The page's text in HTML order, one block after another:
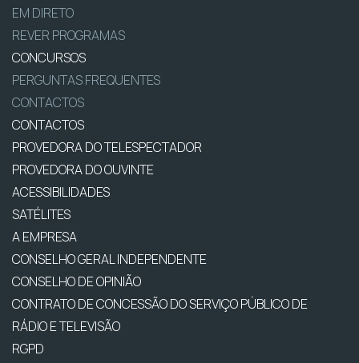
EM DIRETO
REVER PROGRAMAS
CONCURSOS
PERGUNTAS FREQUENTES
CONTACTOS
CONTACTOS
PROVEDORA DO TELESPECTADOR
PROVEDORA DO OUVINTE
ACESSIBILIDADES
SATÉLITES
A EMPRESA
CONSELHO GERAL INDEPENDENTE
CONSELHO DE OPINIÃO
CONTRATO DE CONCESSÃO DO SERVIÇO PÚBLICO DE
RÁDIO E TELEVISÃO
RGPD